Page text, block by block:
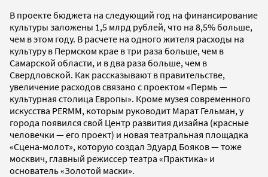
В проекте бюджета на следующий год на финансирование
культуры заложены 1,5 млрд рублей, что на 8,5% больше,
чем в этом году. В расчете на одного жителя расходы на
культуру в Пермском крае в три раза больше, чем в
Самарской области, и в два раза больше, чем в
Свердловской. Как рассказывают в правительстве,
увеличение расходов связано с проектом «Пермь —
культурная столица Европы». Кроме музея современного
искусства PERMM, которым руководит Марат Гельман, у
города появился свой Центр развития дизайна (красные
человечки — его проект) и новая театральная площадка
«Сцена-молот», которую создал Эдуард Бояков — тоже
москвич, главный режиссер театра «Практика» и
основатель «Золотой маски».